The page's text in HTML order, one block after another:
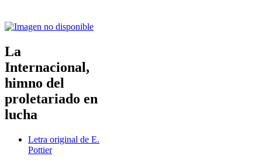
La
Internacional,
himno del
proletariado en
lucha
Letra original de E.
Pottier